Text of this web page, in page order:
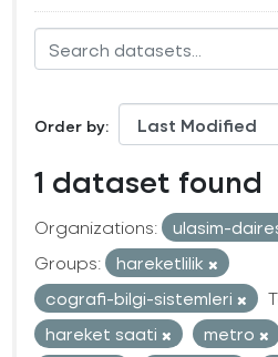
Order by
1 dataset found
Organizations:
ulasim-
Groups:
hareketlilik
cografi-bilgi-sistemleri
hareket saati
metro